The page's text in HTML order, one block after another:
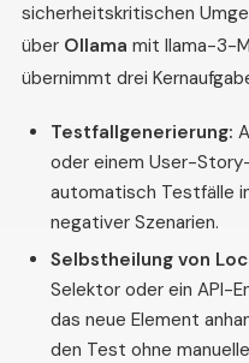
sicherheitskritischen
über Ollama mit llama-3-
übernimmt drei
Testfallgenerierung:
oder einem User-
automatisch Testfälle
negativer Szenarien.
Selbstheilung von
Selektor oder ein API-
das neue Element
den Test ohne